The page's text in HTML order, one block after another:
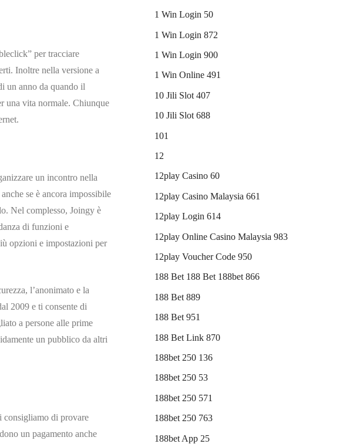
per tracciare
Inoltre nella versione a
un anno da quando il
una vita normale. Chiunque
un incontro nella
se è ancora impossibile
Nel complesso, Joingy è
di funzioni e
opzioni e impostazioni per
l’anonimato e la
2009 e ti consente di
a persone alle prime
un pubblico da altri
consigliamo di provare
un pagamento anche
1 Win Login 50
1 Win Login 872
1 Win Login 900
1 Win Online 491
10 Jili Slot 407
10 Jili Slot 688
101
12
12play Casino 60
12play Casino Malaysia 661
12play Login 614
12play Online Casino Malaysia 983
12play Voucher Code 950
188 Bet 188 Bet 188bet 866
188 Bet 889
188 Bet 951
188 Bet Link 870
188bet 250 136
188bet 250 53
188bet 250 571
188bet 250 763
188bet App 25